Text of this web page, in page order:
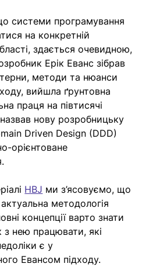
системи програмування
на конкретній
здається очевидною,
Ерік Еванс зібрав
методи та нюанси
вийшла ґрунтовна
праця на півтисячі
назвав нову розробницьку
Driven Design (DDD)
орієнтоване
HBJ ми з’ясовуємо, що
методологія
концепції варто знати
з нею працювати, які
є у
Евансом підходу.